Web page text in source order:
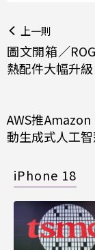
上一則
圖文開箱／
熱配件大幅升級
AWS推
動生成式人工
iPhone 18